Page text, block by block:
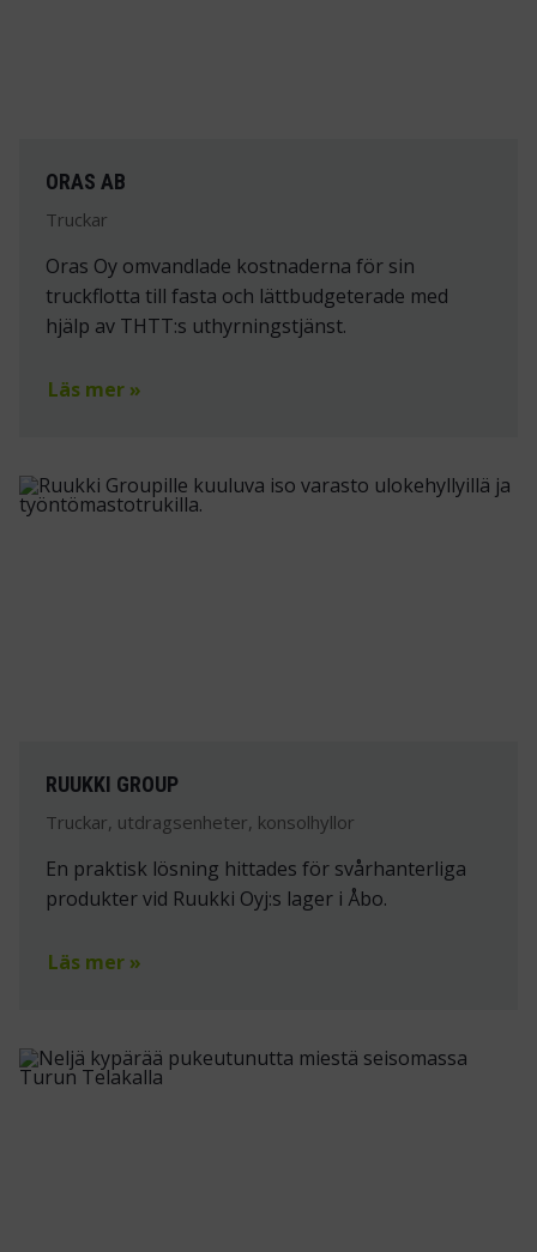
ORAS AB
Truckar
Oras Oy omvandlade kostnaderna för sin
truckflotta till fasta och lättbudgeterade med
hjälp av THTT:s uthyrningstjänst.
Läs mer »
RUUKKI GROUP
Truckar, utdragsenheter, konsolhyllor
En praktisk lösning hittades för svårhanterliga
produkter vid Ruukki Oyj:s lager i Åbo.
Läs mer »